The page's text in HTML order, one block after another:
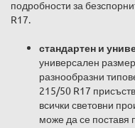
подробности за
R17.
стандартен и
универсален
разнообразни
215/50 R17
всички световни
може да се поставя